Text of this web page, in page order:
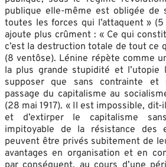
publique elle-même est obligée de
toutes les forces qui l’attaquent »
ajoute plus crûment : « Ce qui
c’est la destruction totale de tout ce
(8 ventôse). Lénine répète comme
la plus grande stupidité et l’utopie
supposer que sans contrainte et
passage du capitalisme au
(28 mai 1917). « Il est impossible, dit-
et d’extirper le capitalisme
impitoyable de la résistance des
peuvent être privés subitement de
avantages en organisation et en